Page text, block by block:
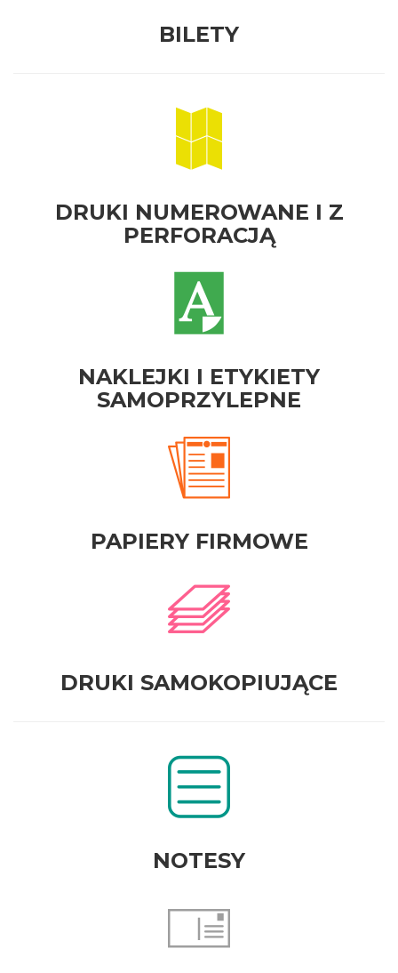
BILETY
DRUKI NUMEROWANE I Z
PERFORACJĄ
NAKLEJKI I ETYKIETY
SAMOPRZYLEPNE
PAPIERY FIRMOWE
DRUKI SAMOKOPIUJĄCE
NOTESY